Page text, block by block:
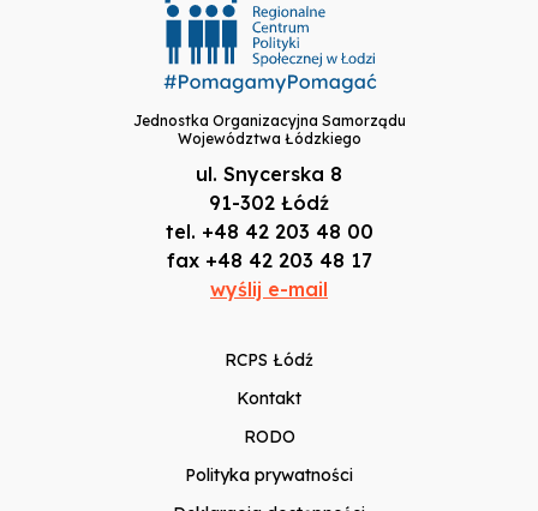
Jednostka Organizacyjna Samorządu
Województwa Łódzkiego
ul. Snycerska 8
91-302 Łódź
tel. +48 42 203 48 00
fax +48 42 203 48 17
wyślij e-mail
RCPS Łódź
Kontakt
RODO
Polityka prywatności